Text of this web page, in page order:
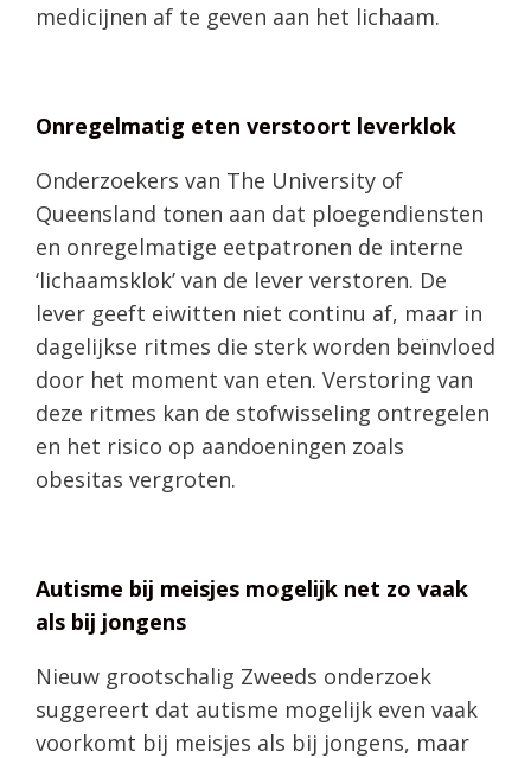
medicijnen af te geven aan het lichaam.
Onregelmatig eten verstoort leverklok
Onderzoekers van The University of
Queensland tonen aan dat ploegendiensten
en onregelmatige eetpatronen de interne
‘lichaamsklok’ van de lever verstoren. De
lever geeft eiwitten niet continu af, maar in
dagelijkse ritmes die sterk worden beïnvloed
door het moment van eten. Verstoring van
deze ritmes kan de stofwisseling ontregelen
en het risico op aandoeningen zoals
obesitas vergroten.
Autisme bij meisjes mogelijk net zo vaak
als bij jongens
Nieuw grootschalig Zweeds onderzoek
suggereert dat autisme mogelijk even vaak
voorkomt bij meisjes als bij jongens, maar